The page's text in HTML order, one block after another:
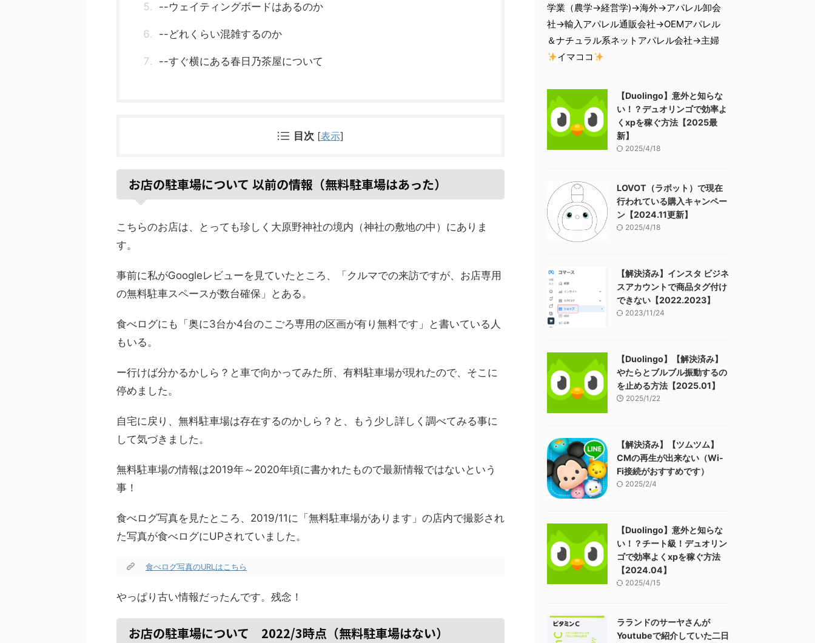
--ウェイティングボードはあるのか
--どれくらい混雑するのか
--すぐ横にある春日乃茶屋について
目次 [表示]
お店の駐車場について 以前の情報（無料駐車場はあった）
こちらのお店は、とっても珍しく大原野神社の境内（神社の敷地の中）にありま
す。
事前に私がGoogleレビューを見ていたところ、「クルマでの来訪ですが、お店専用
の無料駐車スペースが数台確保」とある。
食べログにも「奥に3台か4台のこごろ専用の区画が有り無料です」と書いている人
もいる。
ー行けば分かるかしら？と車で向かってみた所、有料駐車場が現れたので、そこに
停めました。
自宅に戻り、無料駐車場は存在するのかしら？と、もう少し詳しく調べてみる事に
して気づきました。
無料駐車場の情報は2019年～2020年頃に書かれたもので最新情報ではないという
事！
食べログ写真を見たところ、2019/11に「無料駐車場があります」の店内で撮影され
た写真が食べログにUPされていました。
食べログ写真のURLはこちら
やっぱり古い情報だったんです。残念！
お店の駐車場について 2022/3時点（無料駐車場はない）
学業（農学→経営学)→海外→アパレル卸会
社→輸入アパレル通販会社→OEMアパレル
＆ナチュラル系ネットアパレル会社→主婦
イマココ
【Duolingo】意外と知らな
い！？デュオリンゴで効率よ
くxpを稼ぐ方法【2025最
新】
2025/4/18
LOVOT（ラボット）で現在
行われている購入キャンペー
ン【2024.11更新】
2025/4/18
【解決済み】インスタ ビジネ
スアカウントで商品タグ付け
できない【2022.2023】
2023/11/24
【Duolingo】【解決済み】
やたらとブルブル振動するの
を止める方法【2025.01】
2025/1/22
【解決済み】【ツムツム】
CMの再生が出来ない（Wi-
Fi接続がおすすめです）
2025/2/4
【Duolingo】意外と知らな
い！？チート級！デュオリン
ゴで効率よくxpを稼ぐ方法
【2024.04】
2025/4/15
ラランドのサーヤさんが
Youtubeで紹介していた二日